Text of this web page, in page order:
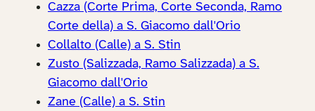
Cazza (Corte Prima, Corte Seconda, Ramo
Corte della) a S. Giacomo dall'Orio
Collalto (Calle) a S. Stin
Zusto (Salizzada, Ramo Salizzada) a S.
Giacomo dall'Orio
Zane (Calle) a S. Stin